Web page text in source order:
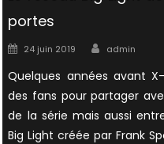
portes
Posted
24 juin 2019 Author
admin
Quelques années avant
des fans pour partager
de la série mais aussi
Big Light créée par Frank